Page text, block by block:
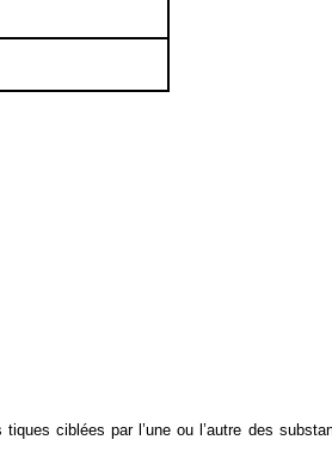
ciblées par l’une ou l’autre des